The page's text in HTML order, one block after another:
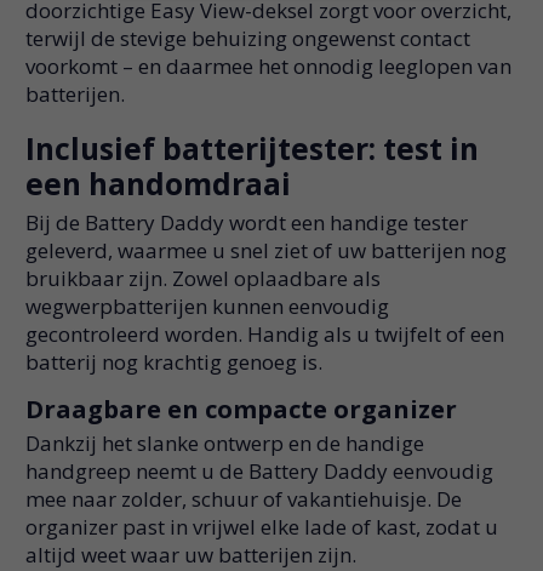
doorzichtige Easy View-deksel zorgt voor overzicht,
terwijl de stevige behuizing ongewenst contact
voorkomt – en daarmee het onnodig leeglopen van
batterijen.
Inclusief batterijtester: test in
een handomdraai
Bij de Battery Daddy wordt een handige tester
geleverd, waarmee u snel ziet of uw batterijen nog
bruikbaar zijn. Zowel oplaadbare als
wegwerpbatterijen kunnen eenvoudig
gecontroleerd worden. Handig als u twijfelt of een
batterij nog krachtig genoeg is.
Draagbare en compacte organizer
Dankzij het slanke ontwerp en de handige
handgreep neemt u de Battery Daddy eenvoudig
mee naar zolder, schuur of vakantiehuisje. De
organizer past in vrijwel elke lade of kast, zodat u
altijd weet waar uw batterijen zijn.